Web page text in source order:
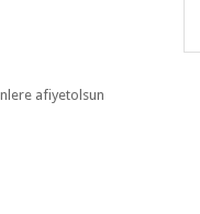
afiyetolsun